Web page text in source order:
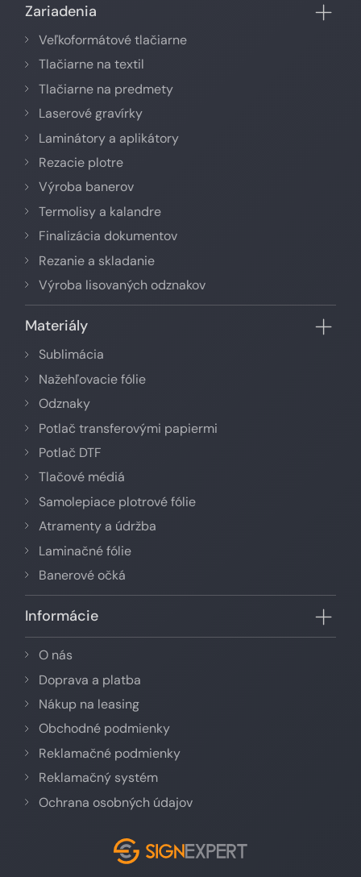
Zariadenia
Veľkoformátové tlačiarne
Tlačiarne na textil
Tlačiarne na predmety
Laserové gravírky
Laminátory a aplikátory
Rezacie plotre
Výroba banerov
Termolisy a kalandre
Finalizácia dokumentov
Rezanie a skladanie
Výroba lisovaných odznakov
Materiály
Sublimácia
Nažehľovacie fólie
Odznaky
Potlač transferovými papiermi
Potlač DTF
Tlačové médiá
Samolepiace plotrové fólie
Atramenty a údržba
Laminačné fólie
Banerové očká
Informácie
O nás
Doprava a platba
Nákup na leasing
Obchodné podmienky
Reklamačné podmienky
Reklamačný systém
Ochrana osobných údajov